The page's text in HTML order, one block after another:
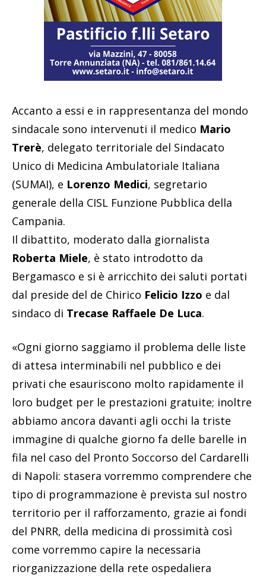
Accanto a essi e in rappresentanza del mondo
sindacale sono intervenuti il medico Mario
Trerè, delegato territoriale del Sindacato
Unico di Medicina Ambulatoriale Italiana
(SUMAI), e Lorenzo Medici, segretario
generale della CISL Funzione Pubblica della
Campania.
Il dibattito, moderato dalla giornalista
Roberta Miele, è stato introdotto da
Bergamasco e si è arricchito dei saluti portati
dal preside del de Chirico Felicio Izzo e dal
sindaco di Trecase Raffaele De Luca.
«Ogni giorno saggiamo il problema delle liste
di attesa interminabili nel pubblico e dei
privati che esauriscono molto rapidamente il
loro budget per le prestazioni gratuite; inoltre
abbiamo ancora davanti agli occhi la triste
immagine di qualche giorno fa delle barelle in
fila nel caso del Pronto Soccorso del Cardarelli
di Napoli: stasera vorremmo comprendere che
tipo di programmazione è prevista sul nostro
territorio per il rafforzamento, grazie ai fondi
del PNRR, della medicina di prossimità così
come vorremmo capire la necessaria
riorganizzazione della rete ospedaliera